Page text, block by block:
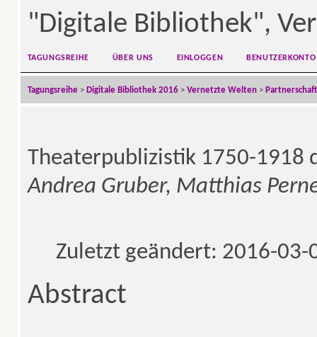
"Digitale Bibliothek",
TAGUNGSREIHE ÜBER UNS EINLOGGEN BENUTZERKONTO
Tagungsreihe> Digitale Bibliothek 2016> Vernetzte Welten>
Theaterpublizistik 1750-1918
Andrea Gruber, Matthias
Zuletzt geändert: 2016-03-
Abstract